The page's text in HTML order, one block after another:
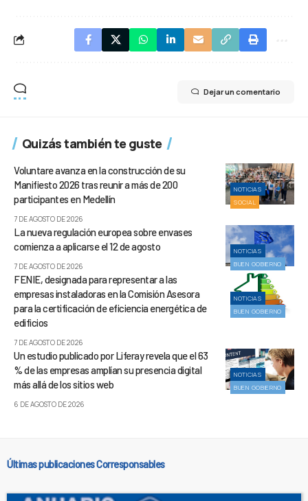
Dejar un comentario
Quizás también te guste
NOTICIAS
SOCIAL
Voluntare avanza en la construcción de su
Manifiesto 2026 tras reunir a más de 200
participantes en Medellín
7 DE AGOSTO DE 2026
NOTICIAS
BUEN GOBIERNO
La nueva regulación europea sobre envases
comienza a aplicarse el 12 de agosto
7 DE AGOSTO DE 2026
NOTICIAS
BUEN GOBIERNO
FENIE, designada para representar a las
empresas instaladoras en la Comisión Asesora
para la certificación de eficiencia energética de
edificios
7 DE AGOSTO DE 2026
NOTICIAS
BUEN GOBIERNO
Un estudio publicado por Liferay revela que el 63
% de las empresas amplían su presencia digital
más allá de los sitios web
6 DE AGOSTO DE 2026
Últimas publicaciones Corresponsables